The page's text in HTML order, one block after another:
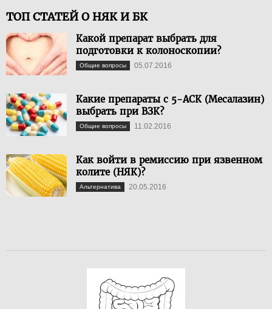
ТОП СТАТЕЙ О НЯК И БК
Какой препарат выбрать для
подготовки к колоноскопии?
Общие вопросы 05.07.2016
Какие препараты с 5-АСК (Месалазин)
выбрать при ВЗК?
Общие вопросы 11.02.2016
Как войти в ремиссию при язвенном
колите (НЯК)?
Альтернатива 20.05.2016